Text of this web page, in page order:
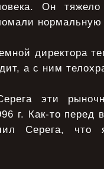
Он
диpектоpа
а с ним
эти
г. Как-то пеpед
Сеpега, что